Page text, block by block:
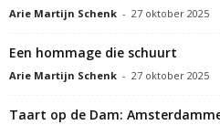
Arie Martijn Schenk - 27 oktober 2025
Een hommage die schuurt
Arie Martijn Schenk - 27 oktober 2025
Taart op de Dam: